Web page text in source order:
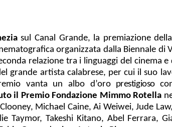
sul Canal Grande, la premiazione
organizzata dalla Biennale di
relazione tra i linguaggi del cinema e
grande artista calabrese, per cui il suo
vanta un albo d’oroprestigioso
il Premio Fondazione Mimmo Rotella
Michael Caine, Ai Weiwei, Jude
Taymor, Takeshi Kitano, Abel Ferrara,